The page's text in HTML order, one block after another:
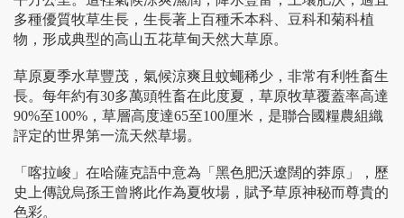
多種優質牧草生長，生長著上百種禾本科、豆科和菊科植
物，形成典型的高山五花草甸天然大草原。
草原夏季水草豐茂，氣候涼爽且蚊蠅稀少，非常有利牲畜生
長。每年約有30多萬頭牲畜在此度夏，草原牧草覆蓋率高達
90%至100%，草層高度達65至100厘米，是聯合國糧農組織
評定的世界第一流天然草場。
「喀拉峻」在哈薩克語中意為「黑色肥沃遼闊的莽原」，歷
史上傳說烏孫王曾將此作為夏牧場，賦予草原神秘而尊貴的
色彩。